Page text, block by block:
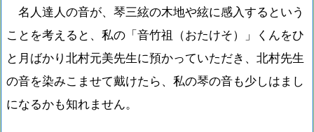
名人達人の音が、琴三絃の木地や絃に感入するという
ことを考えると、私の「音竹祖（おたけそ）」くんをひ
と月ばかり北村元美先生に預かっていただき、北村先生
の音を染みこませて戴けたら、私の琴の音も少しはまし
になるかも知れません。